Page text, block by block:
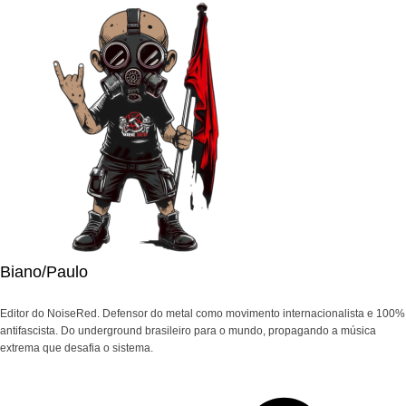
Biano/Paulo
Editor do NoiseRed. Defensor do metal como movimento internacionalista e 100%
antifascista. Do underground brasileiro para o mundo, propagando a música
extrema que desafia o sistema.